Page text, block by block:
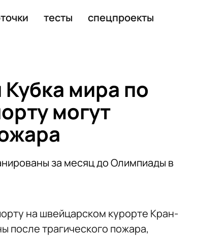
тесты спецпроекты
мира по
могут
за месяц до Олимпиады в
на швейцарском курорте Кран-
после трагического пожара,